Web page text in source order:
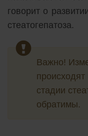
говорит о
стеатогепатоза.
Важно!
происходят
стадии
обратимы.